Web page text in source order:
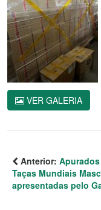
VER GALERIA
Anterior:
Taças Mundiais
apresentadas pelo